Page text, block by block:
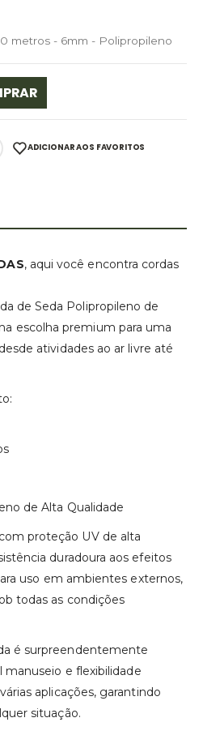
metros - 6mm - Polipropileno
ADICIONAR AOS FAVORITOS
, aqui você encontra cordas
de Seda Polipropileno de
escolha premium para uma
atividades ao ar livre até
de Alta Qualidade
proteção UV de alta
duradoura aos efeitos
uso em ambientes externos,
todas as condições
é surpreendentemente
e flexibilidade
aplicações, garantindo
situação.